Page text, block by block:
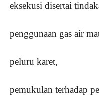
eksekusi disertai
penggunaan gas air
peluru karet,
pemukulan terhadap